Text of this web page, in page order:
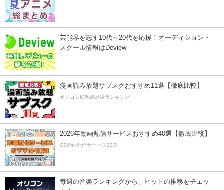
芸能界を志す10代～20代を応援！オーディション・
スクール情報はDeview
漫画読み放題サブスクおすすめ11選【徹底比較】
オリコン顧客満足度ランキング
2026年動画配信サービスおすすめ40選【徹底比較】
CS動画配信サービス20選
毎週の音楽ランキングから、ヒットの推移をチェッ